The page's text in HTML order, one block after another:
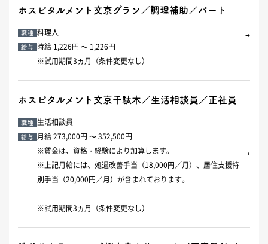
ホスピタルメント文京グラン／調理補助／パート
職種 料理人
給与 時給 1,226円 〜 1,226円
※試用期間3ヵ月（条件変更なし）
ホスピタルメント文京千駄木／生活相談員／正社員
職種 生活相談員
給与 月給 273,000円 〜 352,500円
※賃金は、資格・経験により加算します。
※上記月給には、処遇改善手当（18,000円／月）、居住支援特
別手当（20,000円／月）が含まれております。
※試用期間3ヵ月（条件変更なし）